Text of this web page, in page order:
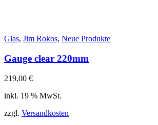
Glas, Jim Rokos, Neue Produkte
Gauge clear 220mm
219,00 €
inkl. 19 % MwSt.
zzgl. Versandkosten